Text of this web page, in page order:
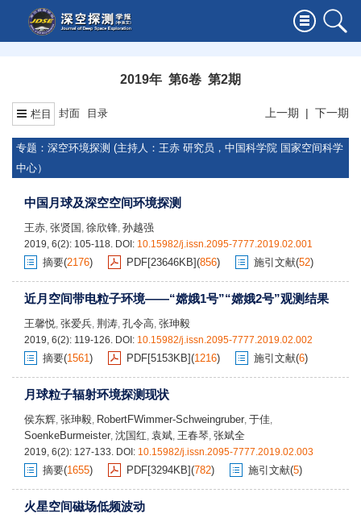
2019年 第6卷 第2期
栏目 封面 目录 上一期 | 下一期
专题：深空环境探测 (主持人：王赤 研究员，中国科学院 国家空间科学
中心）
中国月球及深空空间环境探测
王赤, 张贤国 , 徐欣锋, 孙越强
2019, 6(2): 105-118. DOI: 10.15982/j.issn.2095-7777.2019.02.001
摘要(2176) PDF[23646KB](856) 施引文献(52)
近月空间带电粒子环境——“嫦娥1号”“嫦娥2号”观测结果
王馨悦, 张爱兵, 荆涛, 孔令高, 张珅毅
2019, 6(2): 119-126. DOI: 10.15982/j.issn.2095-7777.2019.02.002
摘要(1561) PDF[5153KB](1216) 施引文献(6)
月球粒子辐射环境探测现状
侯东辉, 张珅毅, RobertFWimmer-Schweingruber, 于佳,
SoenkeBurmeister, 沈国红, 袁斌, 王春琴, 张斌全
2019, 6(2): 127-133. DOI: 10.15982/j.issn.2095-7777.2019.02.003
摘要(1655) PDF[3294KB](782) 施引文献(5)
火星空间磁场低频波动